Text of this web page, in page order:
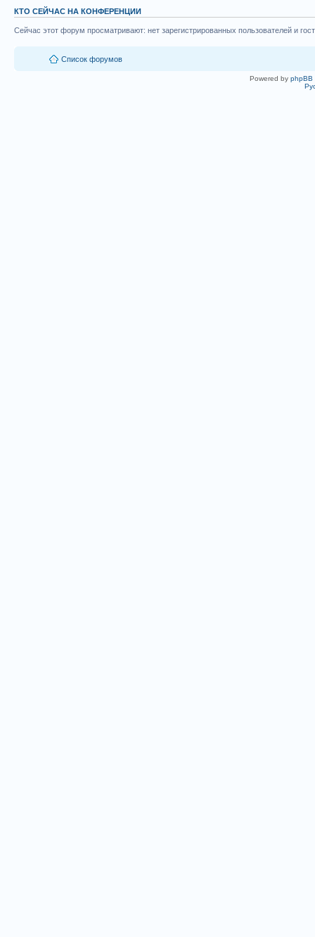
КТО СЕЙЧАС НА КОНФЕРЕНЦИИ
Сейчас этот форум просматривают: нет зарегистрированных пользователей и
Список форумов
Powered by phpBB